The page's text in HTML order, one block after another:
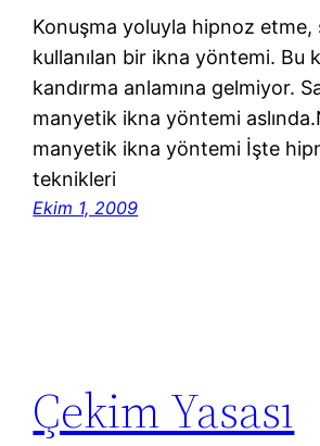
Konuşma yoluyla hipnoz etme,
kullanılan bir ikna yöntemi. Bu
kandırma anlamına gelmiyor.
manyetik ikna yöntemi
manyetik ikna yöntemi İşte
teknikleri
Ekim 1, 2009
Çekim Yasası